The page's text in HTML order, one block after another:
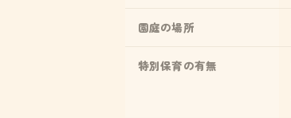
園庭の場所
特別保育の有無